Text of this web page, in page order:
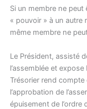
Si un membre ne
« pouvoir » à un autre
même membre ne
Le Président, assisté
l’assemblée et
Trésorier rend
l’approbation de
épuisement de l’ordre